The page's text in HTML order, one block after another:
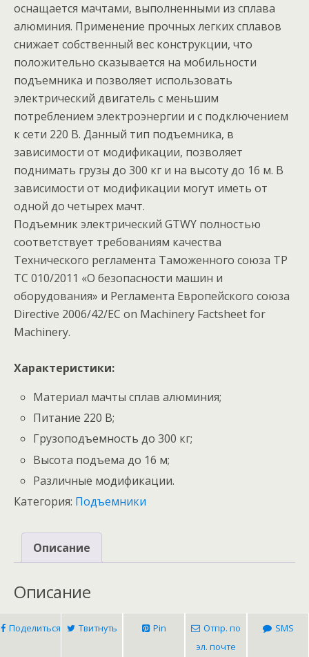
оснащается мачтами, выполненными из сплава
алюминия. Применение прочных легких сплавов
снижает собственный вес конструкции, что
положительно сказывается на мобильности
подъемника и позволяет использовать
электрический двигатель с меньшим
потреблением электроэнергии и с подключением
к сети 220 В. Данный тип подъемника, в
зависимости от модификации, позволяет
поднимать грузы до 300 кг и на высоту до 16 м. В
зависимости от модификации могут иметь от
одной до четырех мачт.
Подъемник электрический GTWY полностью
соответствует требованиям качества
Технического регламента Таможенного союза ТР
ТС 010/2011 «О безопасности машин и
оборудования» и Регламента Европейского союза
Directive 2006/42/EC on Machinery Factsheet for
Machinery.
Характеристики:
Материал мачты сплав алюминия;
Питание 220 В;
Грузоподъемность до 300 кг;
Высота подъема до 16 м;
Различные модификации.
Категория: Подъемники
Описание
Описание
Поделиться Твитнуть Pin
Отпр. по
эл. почте
SMS